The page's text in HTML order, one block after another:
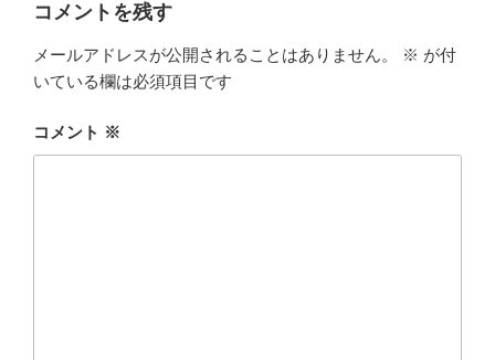
コメントを残す
メールアドレスが公開されることはありません。 ※ が付
いている欄は必須項目です
コメント ※